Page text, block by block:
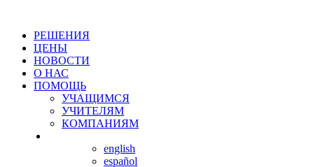
РЕШЕНИЯ
ЦЕНЫ
НОВОСТИ
О НАС
ПОМОЩЬ
УЧАЩИМСЯ
УЧИТЕЛЯМ
КОМПАНИЯМ
english
español